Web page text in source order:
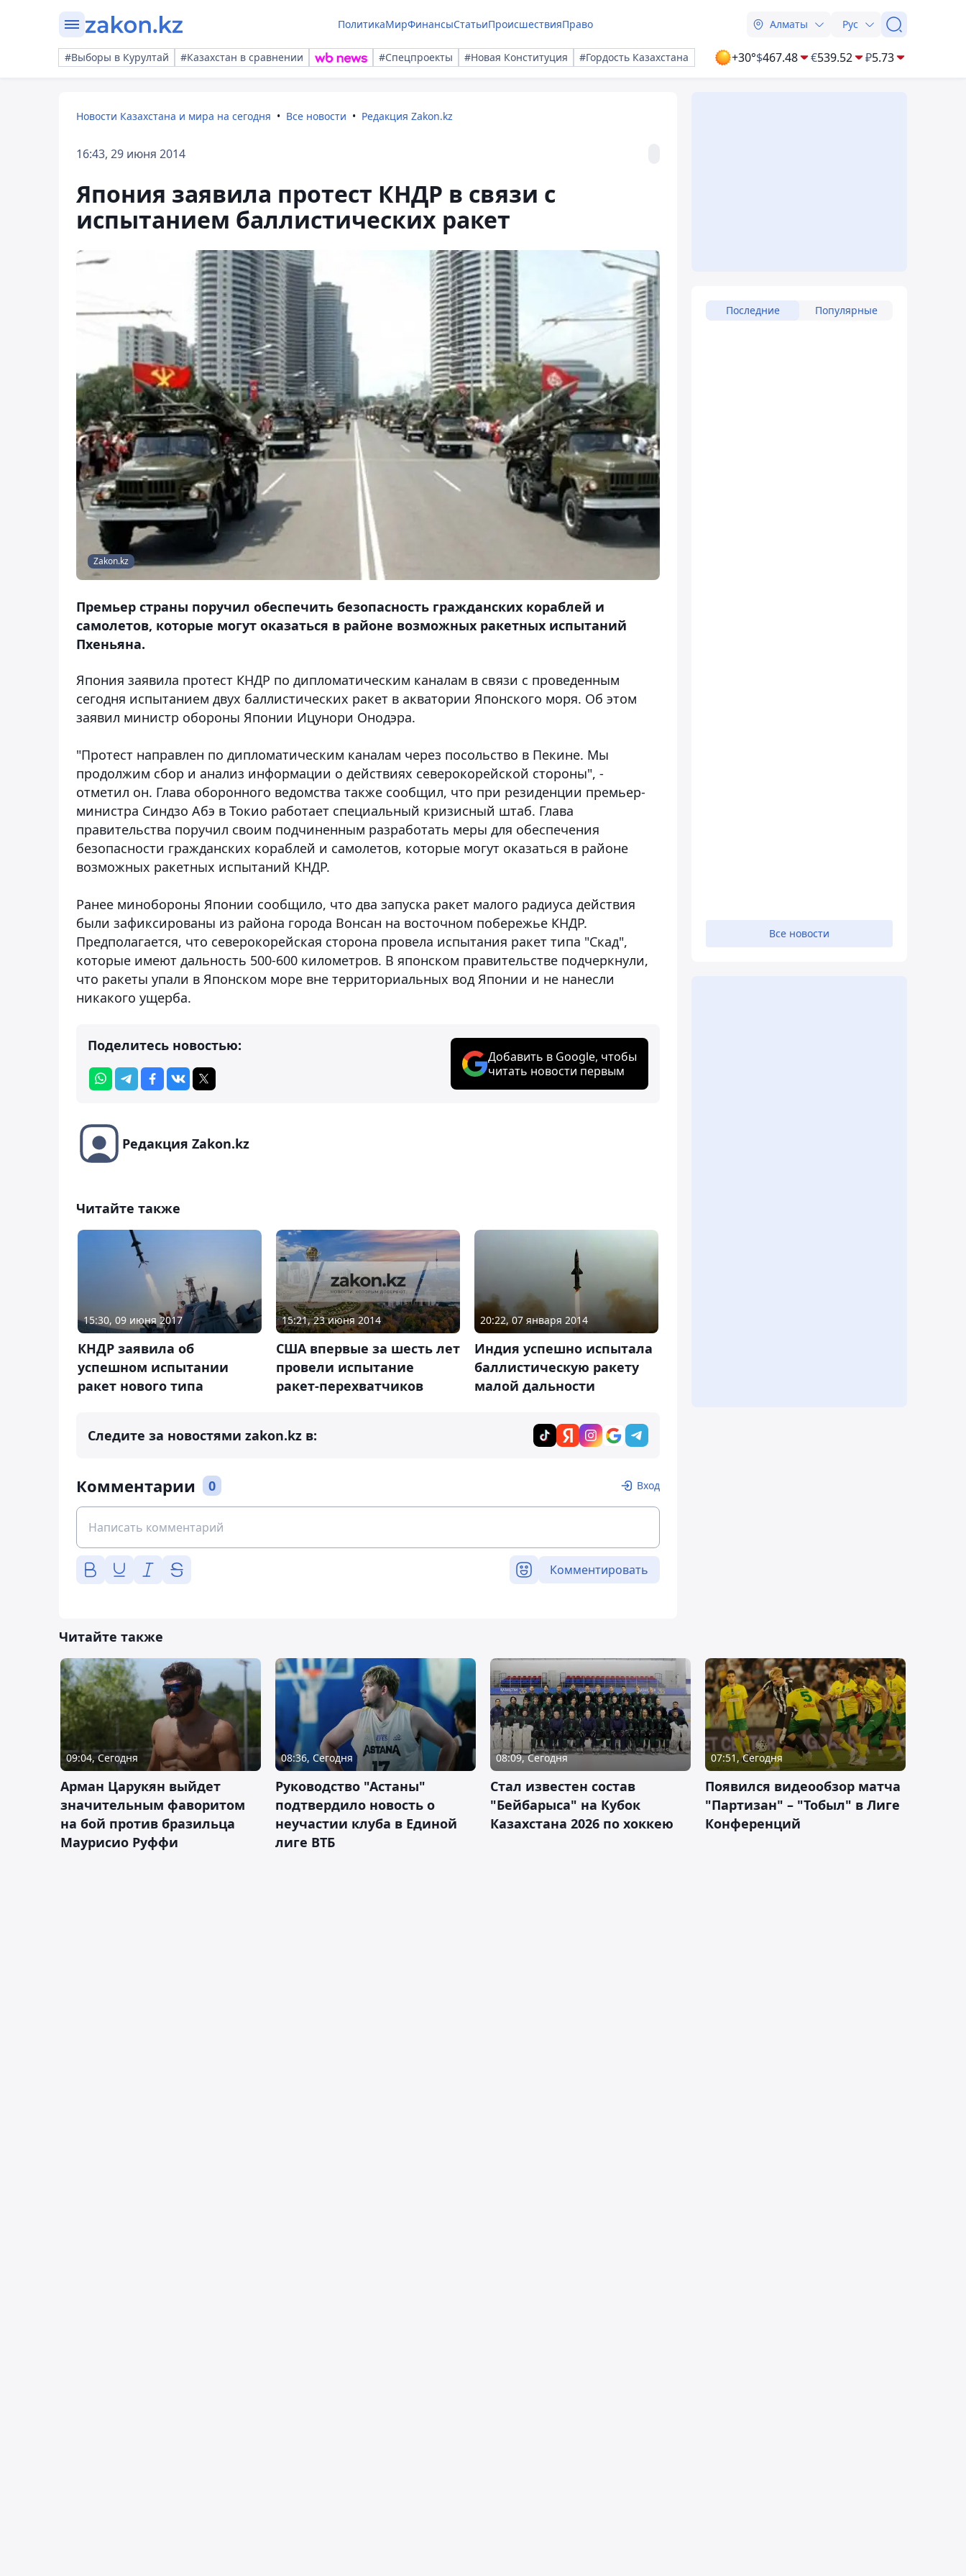
ПолитикаМирФинансыСтатьиПроисшествияПраво Алматы Рус
#Выборы в Курултай #Казахстан в сравнении #Спецпроекты #Новая Конституция #Гордость Казахстана +30°$467.48 €539.52 ₽5.73
Новости Казахстана и мира на сегодня Все новости Редакция Zakon.kz
16:43, 29 июня 2014
Япония заявила протест КНДР в связи с
испытанием баллистических ракет
Zakon.kz
Премьер страны поручил обеспечить безопасность гражданских кораблей и
самолетов, которые могут оказаться в районе возможных ракетных испытаний
Пхеньяна.
Япония заявила протест КНДР по дипломатическим каналам в связи с проведенным
сегодня испытанием двух баллистических ракет в акватории Японского моря. Об этом
заявил министр обороны Японии Ицунори Онодэра.
"Протест направлен по дипломатическим каналам через посольство в Пекине. Мы
продолжим сбор и анализ информации о действиях северокорейской стороны", -
отметил он. Глава оборонного ведомства также сообщил, что при резиденции премьер-
министра Синдзо Абэ в Токио работает специальный кризисный штаб. Глава
правительства поручил своим подчиненным разработать меры для обеспечения
безопасности гражданских кораблей и самолетов, которые могут оказаться в районе
возможных ракетных испытаний КНДР.
Ранее минобороны Японии сообщило, что два запуска ракет малого радиуса действия
были зафиксированы из района города Вонсан на восточном побережье КНДР.
Предполагается, что северокорейская сторона провела испытания ракет типа "Скад",
которые имеют дальность 500-600 километров. В японском правительстве подчеркнули,
что ракеты упали в Японском море вне территориальных вод Японии и не нанесли
никакого ущерба.
Поделитесь новостью:
Добавить в Google, чтобы
читать новости первым
Редакция Zakon.kz
Читайте также
15:30, 09 июня 2017
КНДР заявила об
успешном испытании
ракет нового типа
15:21, 23 июня 2014
США впервые за шесть лет
провели испытание
ракет-перехватчиков
20:22, 07 января 2014
Индия успешно испытала
баллистическую ракету
малой дальности
Следите за новостями zakon.kz в:
Комментарии 0 Вход
Комментировать
Последние Популярные
Все новости
Читайте также
09:04, Сегодня
Арман Царукян выйдет
значительным фаворитом
на бой против бразильца
Маурисио Руффи
08:36, Сегодня
Руководство "Астаны"
подтвердило новость о
неучастии клуба в Единой
лиге ВТБ
08:09, Сегодня
Стал известен состав
"Бейбарыса" на Кубок
Казахстана 2026 по хоккею
07:51, Сегодня
Появился видеообзор матча
"Партизан" – "Тобыл" в Лиге
Конференций